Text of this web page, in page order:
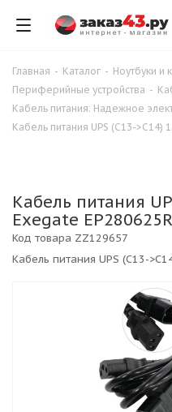
Главная - Каталог - Ноутбуки и
Периферийные устройства -
Кабель питания: Надежное
Кабель питания UPS (C13->C14)
Кабель питания
Exegate
Кабель питания UPS (C13-
Код товара ZZ129657